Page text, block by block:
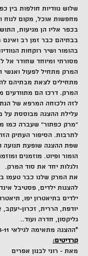
שלוש נוודיות חולפות בין
מחפשות אוכל, מקום לנוח
בכפר אליו הן מגיעות,
בבתיהם כבר זמן רב ואינם
בהומור ושיר רוקחות
מסורתי ומיוחד שחודר אל
המרק מתחיל לפעול ואנשי
מתחילים לצאת מבתיהם
המרק. דרכו הם מתוודעים
לזה ולכוחה המרפא של
עלילת ההצגה מבוססת על
"מרק כפתור" שעברה כמו
לתרבות. הסיפור העתיק
שפת ההצגה שופעת תנועה
הומור ופיוט. מוזמנים
ולגלות יחד את סוד המרק.
את המרק שלנו כבר טעמו
להצגות ילדים, פסטיבל
ילדים בתיאטרון יפו,
יודפת, הררית, זכרון-
גליקסון, חדרה ועוד..
*ההצגה מתאימה לגילאי 3-11
קרדיטים:
מאת - רוני לבנון אפרים